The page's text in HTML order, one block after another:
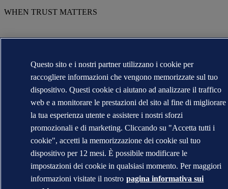
WHEN TRUST MATTERS
Questo sito e i nostri partner utilizzano i cookie per
raccogliere informazioni che vengono memorizzate sul tuo
dispositivo. Questi cookie ci aiutano ad analizzare il traffico
web e a monitorare le prestazioni del sito al fine di migliorare
la tua esperienza utente e assistere i nostri sforzi
promozionali e di marketing. Cliccando su "Accetta tutti i
cookie", accetti la memorizzazione dei cookie sul tuo
dispositivo per 12 mesi. È possibile modificare le
impostazioni dei cookie in qualsiasi momento. Per maggiori
informazioni visitate il nostro pagina informativa sui